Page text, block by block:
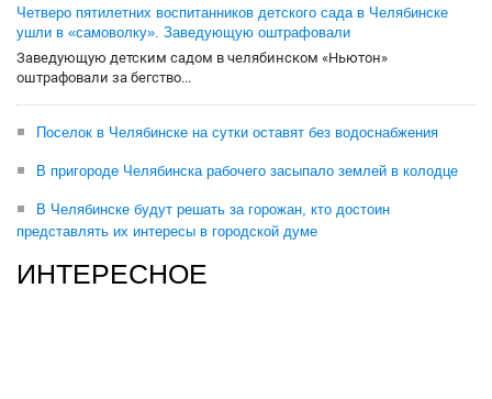
Четверо пятилетних воспитанников детского сада в Челябинске
ушли в «самоволку». Заведующую оштрафовали
Заведующую детским садом в челябинском «Ньютон»
оштрафовали за бегство...
Поселок в Челябинске на сутки оставят без водоснабжения
В пригороде Челябинска рабочего засыпало землей в колодце
В Челябинске будут решать за горожан, кто достоин
представлять их интересы в городской думе
ИНТЕРЕСНОЕ